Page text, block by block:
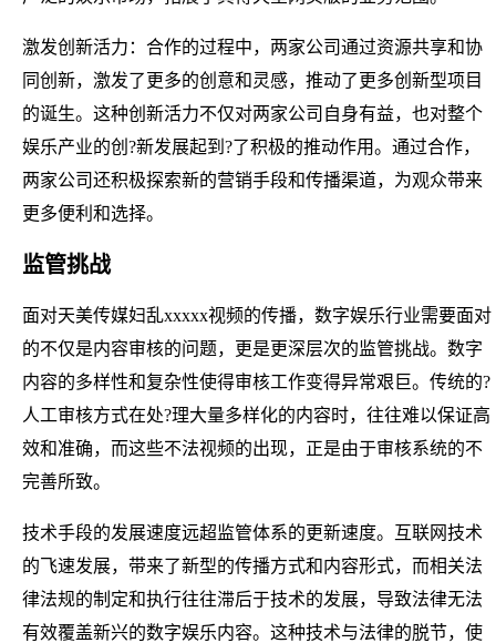
激发创新活力：合作的过程中，两家公司通过资源共享和协
同创新，激发了更多的创意和灵感，推动了更多创新型项目
的诞生。这种创新活力不仅对两家公司自身有益，也对整个
娱乐产业的创?新发展起到?了积极的推动作用。通过合作，
两家公司还积极探索新的营销手段和传播渠道，为观众带来
更多便利和选择。
监管挑战
面对天美传媒妇乱xxxxx视频的传播，数字娱乐行业需要面对
的不仅是内容审核的问题，更是更深层次的监管挑战。数字
内容的多样性和复杂性使得审核工作变得异常艰巨。传统的?
人工审核方式在处?理大量多样化的内容时，往往难以保证高
效和准确，而这些不法视频的出现，正是由于审核系统的不
完善所致。
技术手段的发展速度远超监管体系的更新速度。互联网技术
的飞速发展，带来了新型的传播方式和内容形式，而相关法
律法规的制定和执行往往滞后于技术的发展，导致法律无法
有效覆盖新兴的数字娱乐内容。这种技术与法律的脱节，使